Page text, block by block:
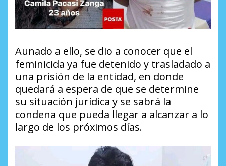
Aunado a ello, se dio a conocer que el
feminicida ya fue detenido y trasladado a
una prisión de la entidad, en donde
quedará a espera de que se determine
su situación jurídica y se sabrá la
condena que pueda llegar a alcanzar a lo
largo de los próximos días.